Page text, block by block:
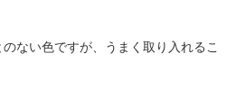
ない色ですが、うまく取り入れるこ